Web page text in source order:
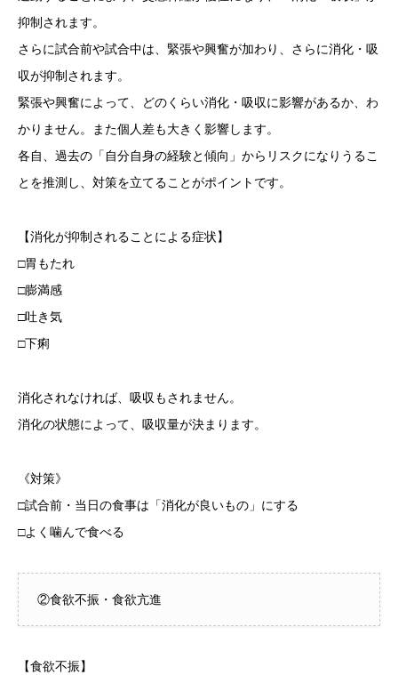
抑制されます。
さらに試合前や試合中は、緊張や興奮が加わり、さらに消化・吸
収が抑制されます。
緊張や興奮によって、どのくらい消化・吸収に影響があるか、わ
かりません。また個人差も大きく影響します。
各自、過去の「自分自身の経験と傾向」からリスクになりうるこ
とを推測し、対策を立てることがポイントです。
【消化が抑制されることによる症状】
□胃もたれ
□膨満感
□吐き気
□下痢
消化されなければ、吸収もされません。
消化の状態によって、吸収量が決まります。
《対策》
□試合前・当日の食事は「消化が良いもの」にする
□よく噛んで食べる
②食欲不振・食欲亢進
【食欲不振】